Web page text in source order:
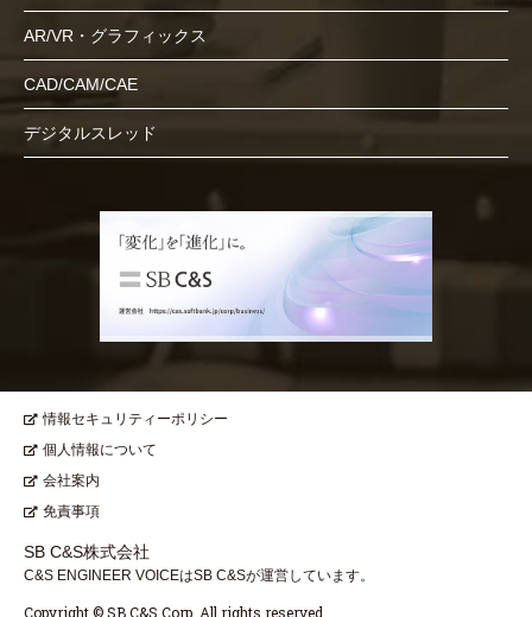
AR/VR・グラフィックス
CAD/CAM/CAE
デジタルスレッド
情報セキュリティーポリシー
個人情報について
会社案内
免責事項
SB C&S株式会社
C&S ENGINEER VOICEはSB C&Sが運営しています。
Copyright © SB C&S Corp. All rights reserved.